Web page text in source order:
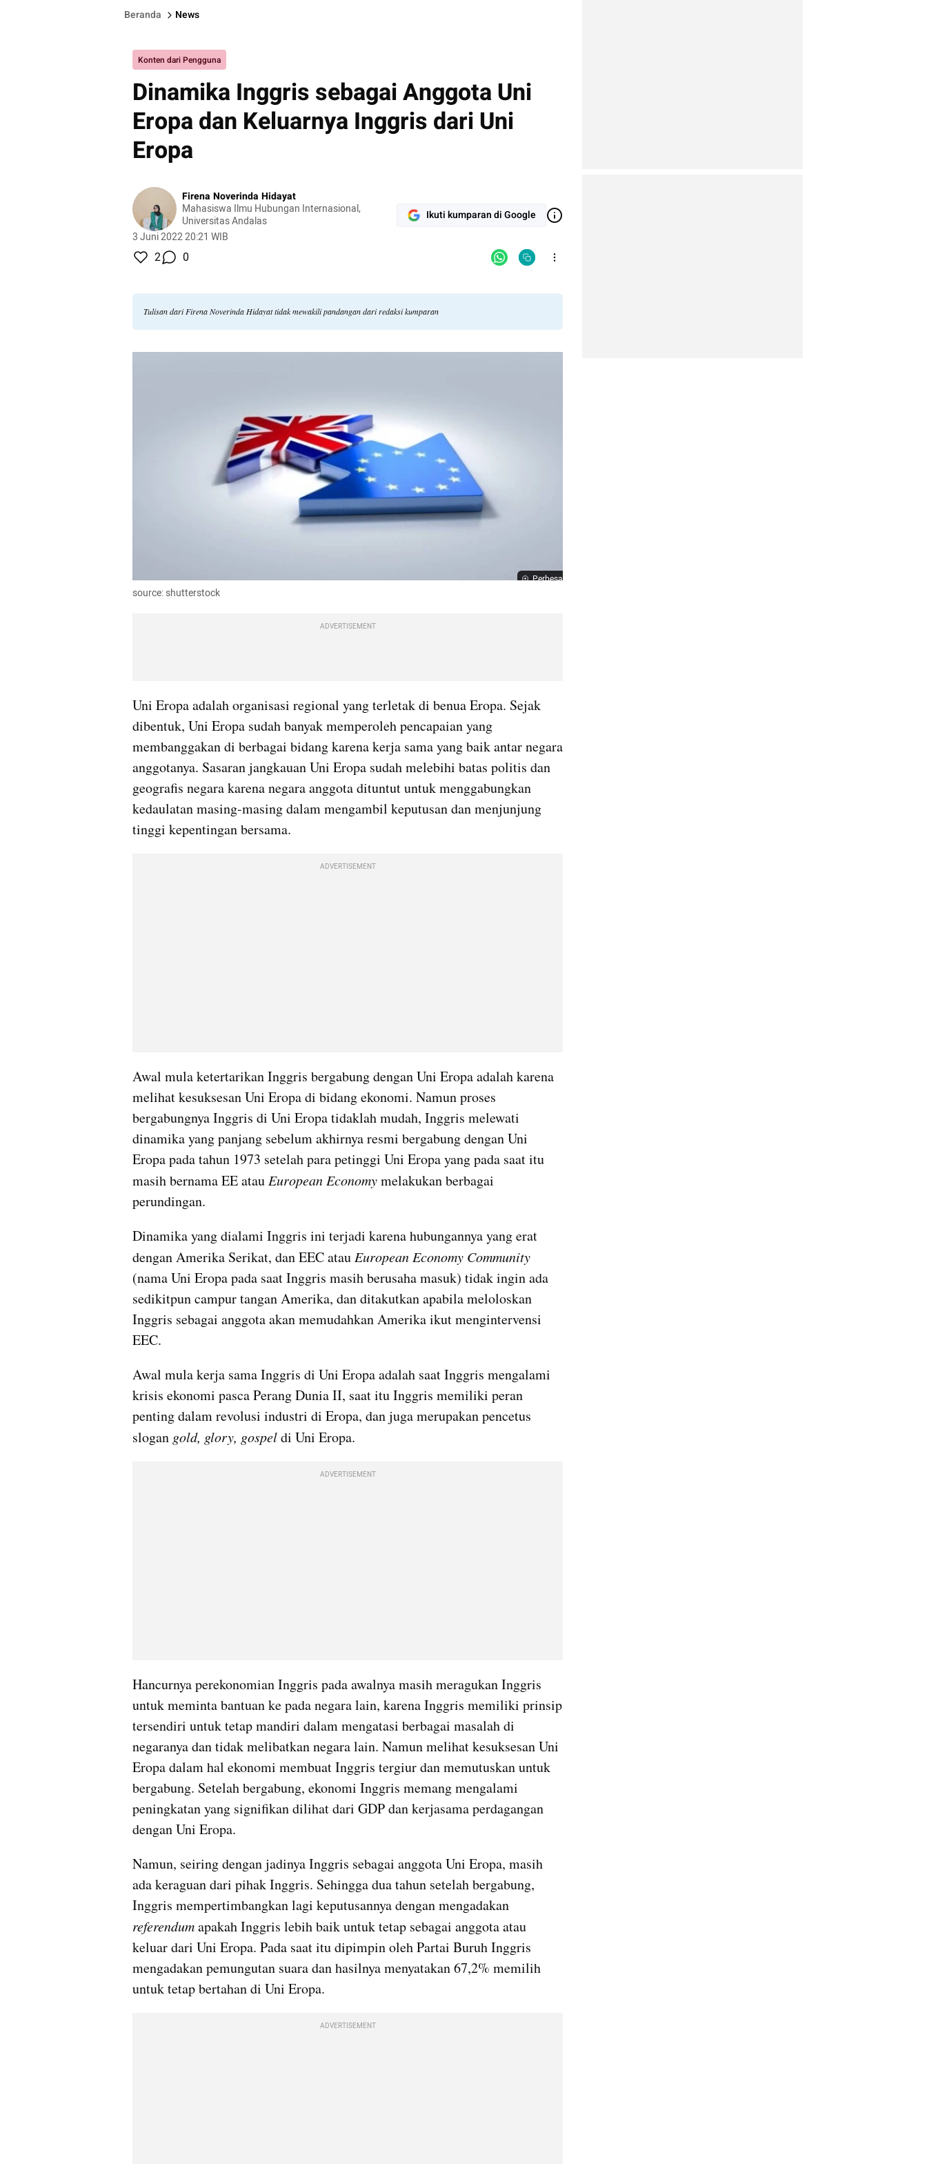
Beranda News
Konten dari Pengguna
Dinamika Inggris sebagai Anggota Uni
Eropa dan Keluarnya Inggris dari Uni
Eropa
Firena Noverinda Hidayat
Mahasiswa Ilmu Hubungan Internasional,
Universitas Andalas
3 Juni 2022 20:21 WIB
Ikuti kumparan di Google
2 0
Tulisan dari Firena Noverinda Hidayat tidak mewakili pandangan dari redaksi kumparan
Perbesar
source: shutterstock
ADVERTISEMENT
Uni Eropa adalah organisasi regional yang terletak di benua Eropa. Sejak
dibentuk, Uni Eropa sudah banyak memperoleh pencapaian yang
membanggakan di berbagai bidang karena kerja sama yang baik antar negara
anggotanya. Sasaran jangkauan Uni Eropa sudah melebihi batas politis dan
geografis negara karena negara anggota dituntut untuk menggabungkan
kedaulatan masing-masing dalam mengambil keputusan dan menjunjung
tinggi kepentingan bersama.
ADVERTISEMENT
Awal mula ketertarikan Inggris bergabung dengan Uni Eropa adalah karena
melihat kesuksesan Uni Eropa di bidang ekonomi. Namun proses
bergabungnya Inggris di Uni Eropa tidaklah mudah, Inggris melewati
dinamika yang panjang sebelum akhirnya resmi bergabung dengan Uni
Eropa pada tahun 1973 setelah para petinggi Uni Eropa yang pada saat itu
masih bernama EE atau European Economy melakukan berbagai
perundingan.
Dinamika yang dialami Inggris ini terjadi karena hubungannya yang erat
dengan Amerika Serikat, dan EEC atau European Economy Community
(nama Uni Eropa pada saat Inggris masih berusaha masuk) tidak ingin ada
sedikitpun campur tangan Amerika, dan ditakutkan apabila meloloskan
Inggris sebagai anggota akan memudahkan Amerika ikut mengintervensi
EEC.
Awal mula kerja sama Inggris di Uni Eropa adalah saat Inggris mengalami
krisis ekonomi pasca Perang Dunia II, saat itu Inggris memiliki peran
penting dalam revolusi industri di Eropa, dan juga merupakan pencetus
slogan gold, glory, gospel di Uni Eropa.
ADVERTISEMENT
Hancurnya perekonomian Inggris pada awalnya masih meragukan Inggris
untuk meminta bantuan ke pada negara lain, karena Inggris memiliki prinsip
tersendiri untuk tetap mandiri dalam mengatasi berbagai masalah di
negaranya dan tidak melibatkan negara lain. Namun melihat kesuksesan Uni
Eropa dalam hal ekonomi membuat Inggris tergiur dan memutuskan untuk
bergabung. Setelah bergabung, ekonomi Inggris memang mengalami
peningkatan yang signifikan dilihat dari GDP dan kerjasama perdagangan
dengan Uni Eropa.
Namun, seiring dengan jadinya Inggris sebagai anggota Uni Eropa, masih
ada keraguan dari pihak Inggris. Sehingga dua tahun setelah bergabung,
referendum apakah Inggris lebih baik untuk tetap sebagai anggota atau
keluar dari Uni Eropa. Pada saat itu dipimpin oleh Partai Buruh Inggris
mengadakan pemungutan suara dan hasilnya menyatakan 67,2% memilih
untuk tetap bertahan di Uni Eropa.
ADVERTISEMENT